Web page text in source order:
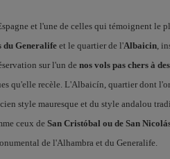
et l'une de celles qui témoignent le
Generalifeet le quartier de l'Albaicin,
sur l'un de nos vols pas chers à
qu'elle recèle. L'Albaicín, quartier dont
style mauresque et du style andalou
ceux de San Cristóbal ou de San
de l'Alhambra et du Generalife.